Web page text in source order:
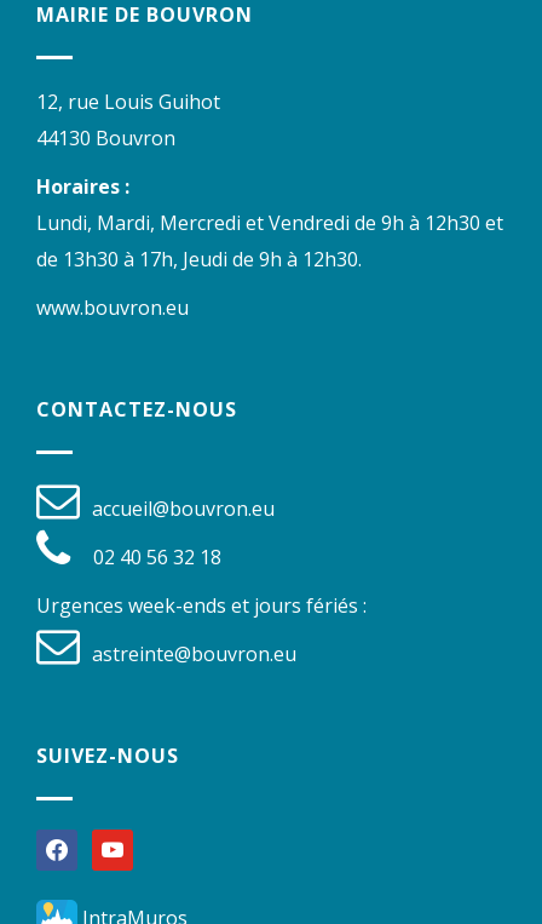
MAIRIE DE BOUVRON
12, rue Louis Guihot
44130 Bouvron
Horaires :
Lundi, Mardi, Mercredi et Vendredi de 9h à 12h30 et
de 13h30 à 17h, Jeudi de 9h à 12h30.
www.bouvron.eu
CONTACTEZ-NOUS
accueil@bouvron.eu
02 40 56 32 18
Urgences week-ends et jours fériés :
astreinte@bouvron.eu
SUIVEZ-NOUS
facebookyoutube
IntraMuros